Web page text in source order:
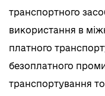
транспортного
використання в
платного
безоплатного
транспортування